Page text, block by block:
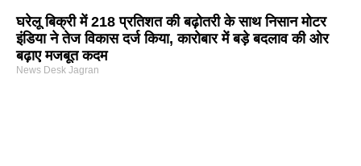
घरेलू बिक्री में 218 प्रतिशत की बढ़ोतरी के साथ निसान मोटर
इंडिया ने तेज विकास दर्ज किया, कारोबार में बड़े बदलाव की ओर
बढ़ाए मजबूत कदम
News Desk Jagran